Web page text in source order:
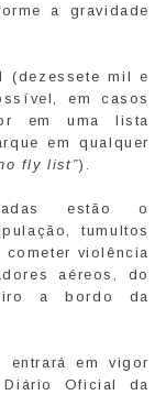
a gravidade
(dezessete mil e
em casos
em uma lista
em qualquer
fly list”).
estão o
tumultos
violência
aéreos, do
a bordo da
entrará em vigor
Oficial da